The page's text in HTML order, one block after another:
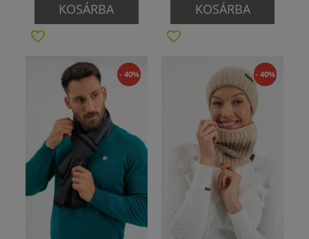
KOSÁRBA KOSÁRBA
- 40% - 40%